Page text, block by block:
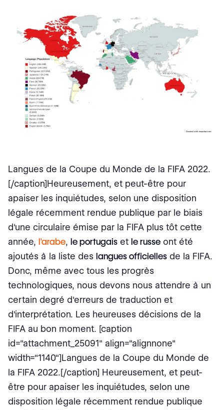
Langues de la Coupe du Monde de la FIFA 2022.
[/caption]Heureusement, et peut-être pour
apaiser les inquiétudes, selon une disposition
légale récemment rendue publique par le biais
d'une circulaire émise par la FIFA plus tôt cette
année, l'arabe, le portugais et le russe ont été
ajoutés à la liste des langues officielles de la FIFA.
Donc, même avec tous les progrès
technologiques, nous devons nous attendre à un
certain degré d'erreurs de traduction et
d'interprétation. Les heureuses décisions de la
FIFA au bon moment. [caption
id="attachment_25091" align="alignnone"
width="1140"]Langues de la Coupe du Monde de
la FIFA 2022.[/caption] Heureusement, et peut-
être pour apaiser les inquiétudes, selon une
disposition légale récemment rendue publique